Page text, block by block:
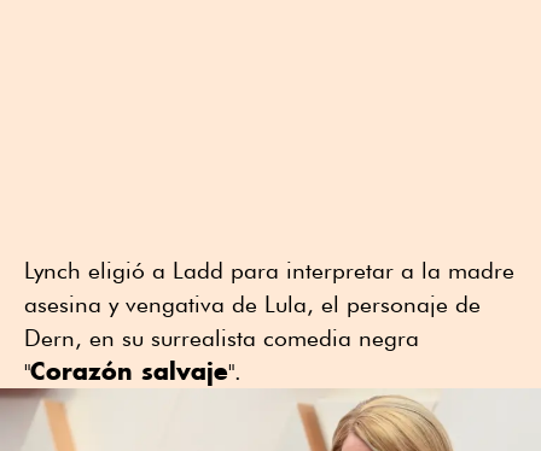
Lynch eligió a Ladd para interpretar a la madre
asesina y vengativa de Lula, el personaje de
Dern, en su surrealista comedia negra
"Corazón salvaje".